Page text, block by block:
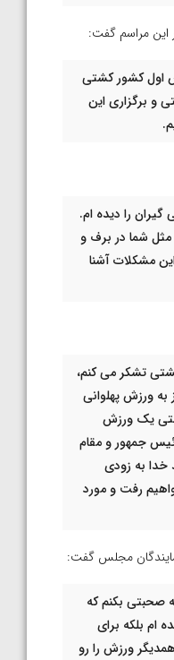
این مراسم گفت:
اول کشور کشتی
و برگزاری این
را دیده ام.
شما در برف و
مشکلات آشنا
تشکر می کنم،
ورزش پهلوانی
یک ورزش
جمهور و مقام
به زودی
رفت و مورد
مجلس گفت:
صحبتی بکنم که
ام بلکه برای
ورزش را رو